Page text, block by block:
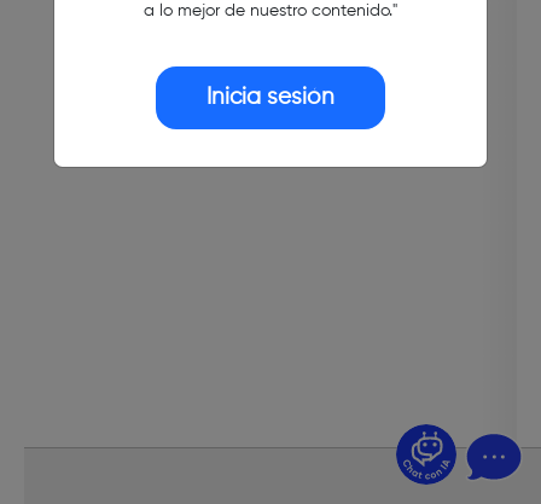
a lo mejor de nuestro contenido."
Inicia sesión